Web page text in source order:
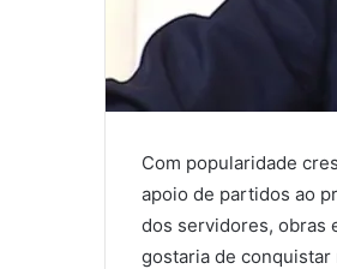
Com popularidade
apoio de partidos ao
dos servidores, obras
gostaria de